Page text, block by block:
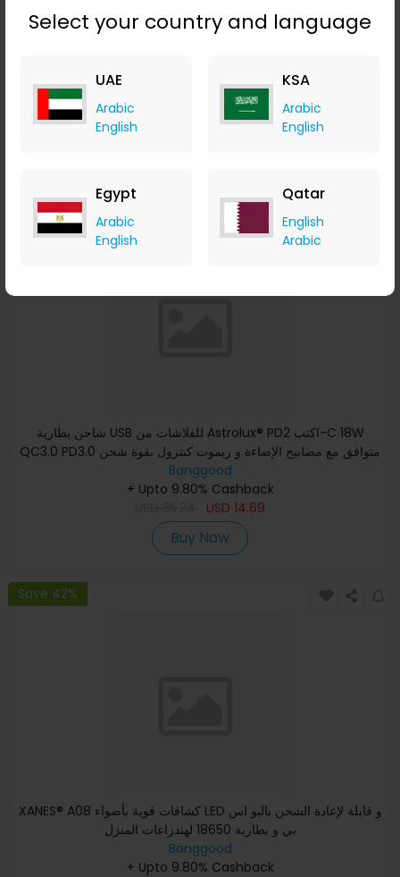
Select your country and language
UAE
Arabic
English
KSA
Arabic
English
Egypt
Arabic
English
Qatar
English
Arabic
Banggood
+ Upto 9.80% Cashback
USD
Save 52%
شاحن بطارية USB للفلاشات من Astrolux® PD2 اكتب-C 18W
QC3.0 PD3.0 متوافق مع مصابيح الإضاءة و ريموت كنترول بقوة شحن
بطارية
Banggood
+ Upto 9.80% Cashback
USD 14.69
Buy Now
Save 42%
XANES® A08 كشافات قوية بأضواء LED و قابلة لإعادة الشحن باليو اس
بي و بطارية 18650 لهندزاعات المنزل
Banggood
+ Upto 9.80% Cashback